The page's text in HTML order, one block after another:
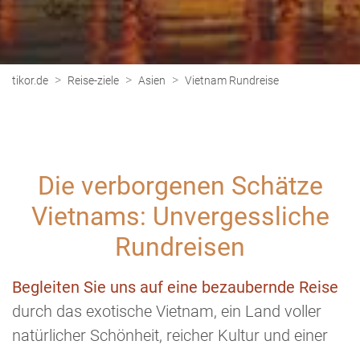
tikor.de > Reise-ziele > Asien > Vietnam Rundreise
Die verborgenen Schätze
Vietnams: Unvergessliche
Rundreisen
Begleiten Sie uns auf eine bezaubernde Reise
durch das exotische Vietnam, ein Land voller
natürlicher Schönheit, reicher Kultur und einer